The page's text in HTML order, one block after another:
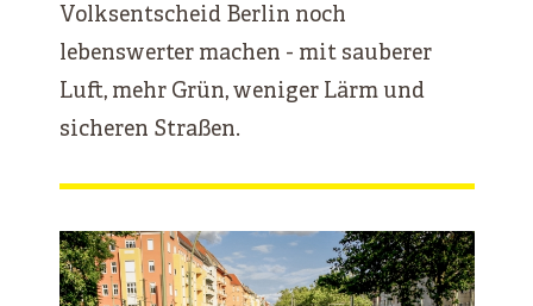
Volksentscheid Berlin noch
lebenswerter machen - mit sauberer
Luft, mehr Grün, weniger Lärm und
sicheren Straßen.